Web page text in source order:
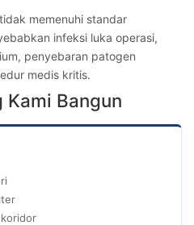
memenuhi standar
infeksi luka operasi,
penyebaran patogen
medis kritis.
Kami Bangun